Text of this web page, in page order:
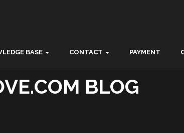
BASE CONTACT PAYMENT
BLOG